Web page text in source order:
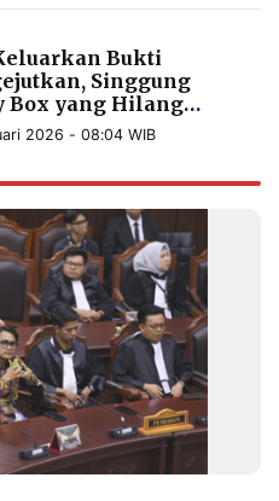
Bukti
Singgung
Box yang Hilang
2026 - 08:04 WIB